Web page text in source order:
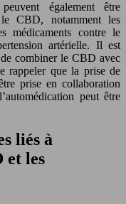
également être
CBD, notamment les
médicaments contre le
artérielle. Il est
combiner le CBD avec
rappeler que la prise de
prise en collaboration
peut être
liés à
et les